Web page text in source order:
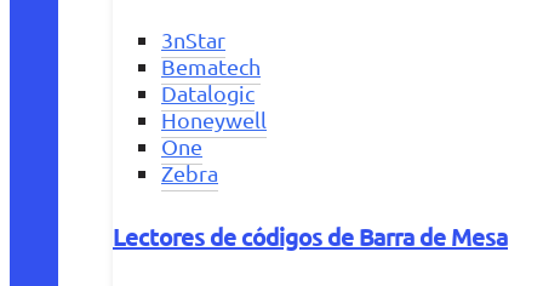
3nStar
Bematech
Datalogic
Honeywell
One
Zebra
Lectores de códigos de Barra de Mesa